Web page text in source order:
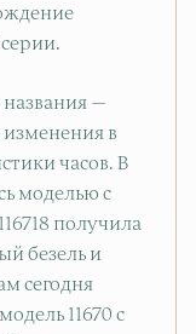
названия —
изменения в
часов. В
моделью с
получила
безель и
сегодня
11670 с